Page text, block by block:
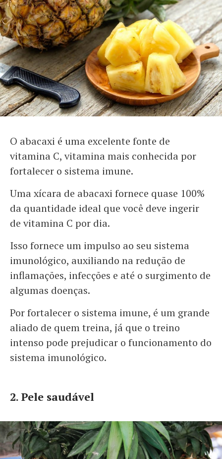
O abacaxi é uma excelente fonte de
vitamina C, vitamina mais conhecida por
fortalecer o sistema imune.
Uma xícara de abacaxi fornece quase 100%
da quantidade ideal que você deve ingerir
de vitamina C por dia.
Isso fornece um impulso ao seu sistema
imunológico, auxiliando na redução de
inflamações, infecções e até o surgimento de
algumas doenças.
Por fortalecer o sistema imune, é um grande
aliado de quem treina, já que o treino
intenso pode prejudicar o funcionamento do
sistema imunológico.
2. Pele saudável